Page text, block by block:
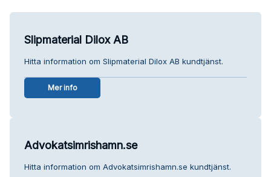
Slipmaterial Dilox AB
Hitta information om Slipmaterial Dilox AB kundtjänst.
Mer info
Advokatsimrishamn.se
Hitta information om Advokatsimrishamn.se kundtjänst.